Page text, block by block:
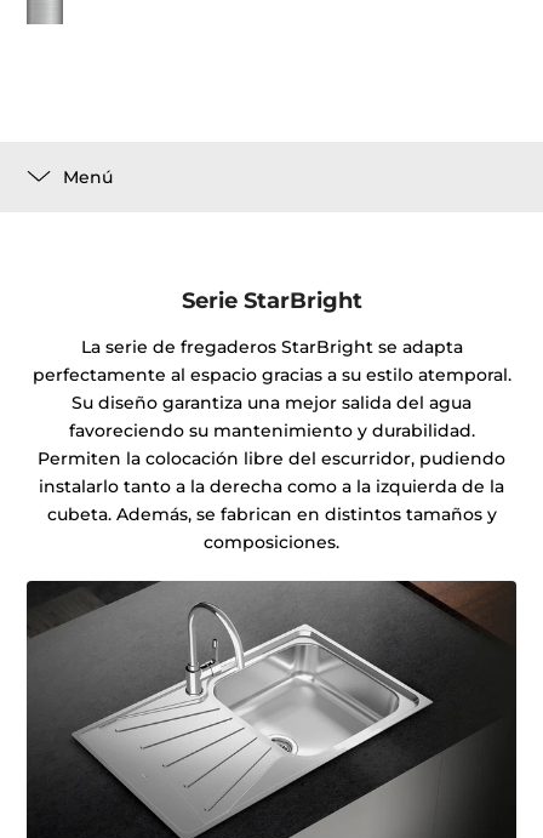
Menú
Serie StarBright
La serie de fregaderos StarBright se adapta
perfectamente al espacio gracias a su estilo atemporal.
Su diseño garantiza una mejor salida del agua
favoreciendo su mantenimiento y durabilidad.
Permiten la colocación libre del escurridor, pudiendo
instalarlo tanto a la derecha como a la izquierda de la
cubeta. Además, se fabrican en distintos tamaños y
composiciones.